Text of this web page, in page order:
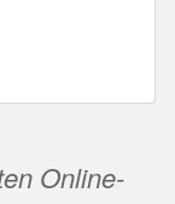
Online-